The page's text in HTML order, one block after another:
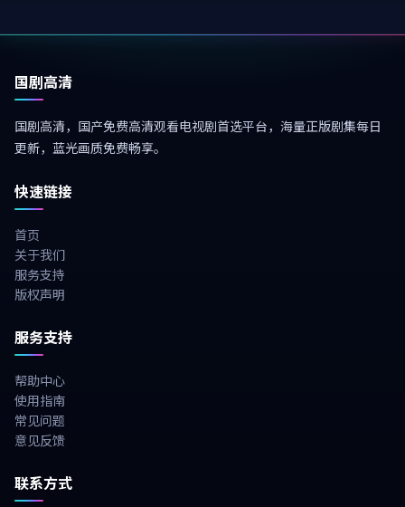
国剧高清
国剧高清，国产免费高清观看电视剧首选平台，海量正版剧集每日
更新，蓝光画质免费畅享。
快速链接
首页
关于我们
服务支持
版权声明
服务支持
帮助中心
使用指南
常见问题
意见反馈
联系方式